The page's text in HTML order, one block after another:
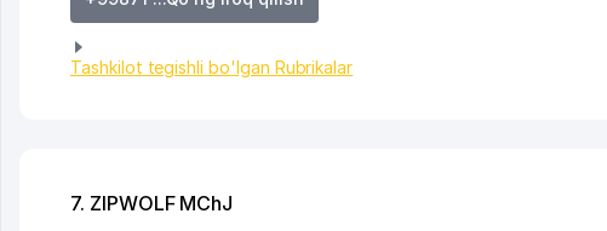
Tashkilot tegishli bo'lgan Rubrikalar
7. ZIPWOLF MChJ